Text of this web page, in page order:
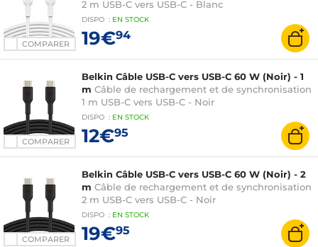
COMPARER
2 m USB-C vers USB-C - Blanc
DISPO : EN STOCK
19€94
COMPARER
Belkin Câble USB-C vers USB-C 60 W (Noir) - 1
m Câble de rechargement et de synchronisation
1 m USB-C vers USB-C - Noir
DISPO : EN STOCK
12€95
COMPARER
Belkin Câble USB-C vers USB-C 60 W (Noir) - 2
m Câble de rechargement et de synchronisation
2 m USB-C vers USB-C - Noir
DISPO : EN STOCK
19€95